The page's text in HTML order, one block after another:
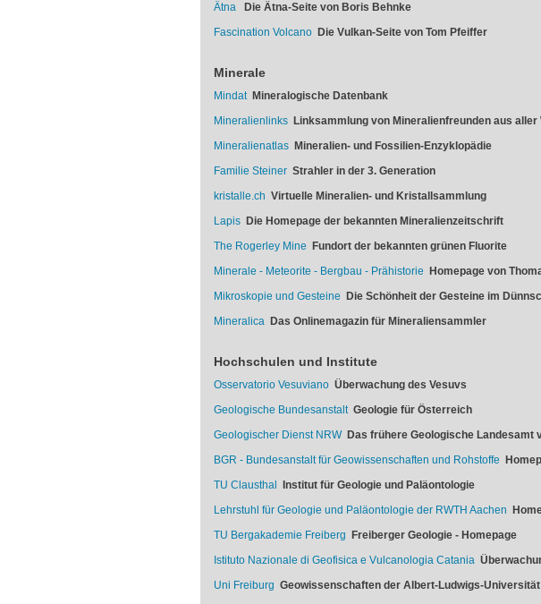
Ätna
Die Ätna-Seite von Boris Behnke
Fascination VolcanoDie Vulkan-Seite von Tom Pfeiffer
Minerale
MindatMineralogische Datenbank
MineralienlinksLinksammlung von Mineralienfreunden aus aller
MineralienatlasMineralien- und Fossilien-Enzyklopädie
Familie SteinerStrahler in der 3. Generation
kristalle.ch Virtuelle Mineralien- und Kristallsammlung
LapisDie Homepage der bekannten Mineralienzeitschrift
The Rogerley Mine Fundort der bekannten grünen Fluorite
Minerale - Meteorite - Bergbau - Prähistorie Homepage von
Mikroskopie und Gesteine Die Schönheit der Gesteine im
MineralicaDas Onlinemagazin für Mineraliensammler
Hochschulen und Institute
Osservatorio VesuvianoÜberwachung des Vesuvs
Geologische BundesanstaltGeologie für Österreich
Geologischer Dienst NRWDas frühere Geologische Landesamt
BGR - Bundesanstalt für Geowissenschaften und Rohstoffe
TU Clausthal
Institut für Geologie und Paläontologie
Lehrstuhl für Geologie und Paläontologie der RWTH Aachen
TU Bergakademie Freiberg Freiberger Geologie - Homepage
Istituto Nazionale di Geofisica e Vulcanologia Catania
Uni Freiburg Geowissenschaften der Albert-Ludwigs-